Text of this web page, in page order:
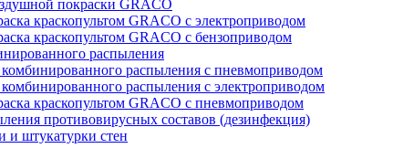
покраски GRACO
краскопультом GRACO с электроприводом
краскопультом GRACO с бензоприводом
распыления
распыления с пневмоприводом
распыления с электроприводом
краскопультом GRACO с пневмоприводом
противовирусных составов (дезинфекция)
штукатурки стен